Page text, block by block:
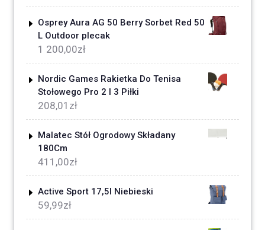
Osprey Aura AG 50 Berry Sorbet Red 50
L Outdoor plecak
1 200,00zł
Nordic Games Rakietka Do Tenisa
Stołowego Pro 2 I 3 Piłki
208,01 zł
Malatec Stół Ogrodowy Składany
180Cm
411,00zł
Active Sport 17,5l Niebieski
59,99zł